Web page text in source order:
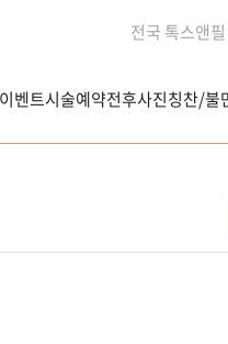
전국 톡스앤필
벤트시술예약전후사진칭찬/불